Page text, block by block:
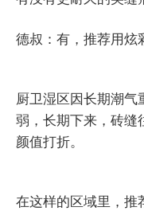
德叔：有，推荐用炫
厨卫湿区因长期潮
弱，长期下来，砖缝
颜值打折。
在这样的区域里，推